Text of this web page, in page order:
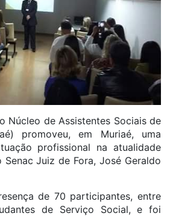
Núcleo de Assistentes Sociais de
promoveu, em Muriaé, uma
profissional na atualidade
Juiz de Fora, José Geraldo
de 70 participantes, entre
de Serviço Social, e foi